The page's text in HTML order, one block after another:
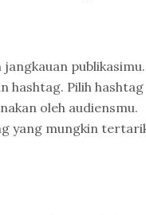
publikasimu.
hashtag. Pilih hashtag
oleh audiensmu.
yang mungkin